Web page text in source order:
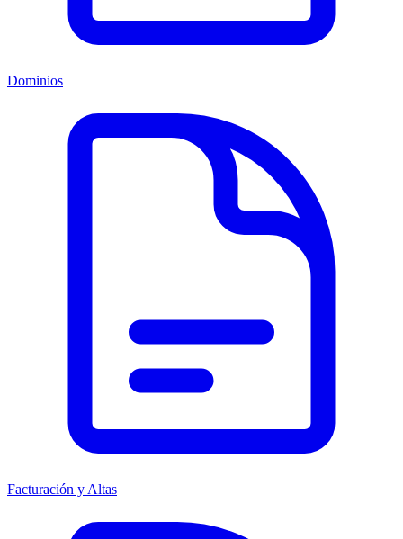
Dominios
Facturación y Altas